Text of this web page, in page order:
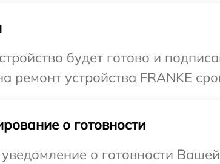
будет готово и
ремонт устройства FRANKE
о готовности
о готовности